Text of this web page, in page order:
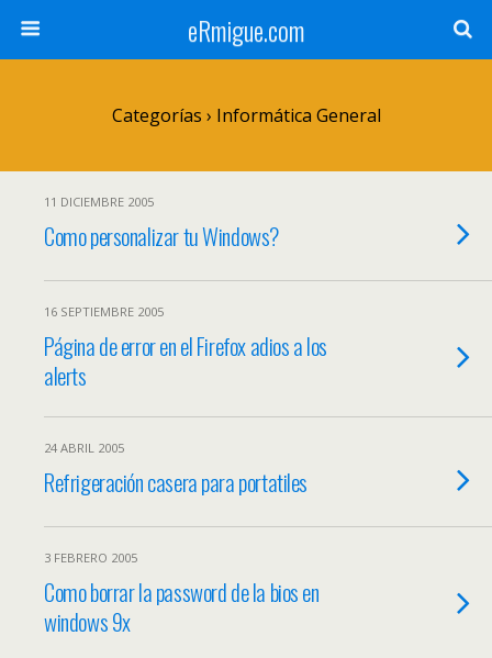
eRmigue.com
Categorías › Informática General
11 DICIEMBRE 2005
Como personalizar tu Windows?
16 SEPTIEMBRE 2005
Página de error en el Firefox adios a los
alerts
24 ABRIL 2005
Refrigeración casera para portatiles
3 FEBRERO 2005
Como borrar la password de la bios en
windows 9x